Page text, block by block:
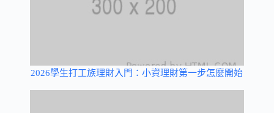
2026學生打工族理財入門：小資理財第一步怎麼開始